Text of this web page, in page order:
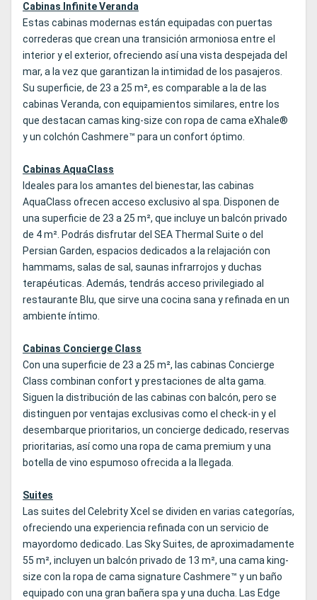
Cabinas Infinite Veranda
Estas cabinas modernas están equipadas con puertas
correderas que crean una transición armoniosa entre el
interior y el exterior, ofreciendo así una vista despejada del
mar, a la vez que garantizan la intimidad de los pasajeros.
Su superficie, de 23 a 25 m², es comparable a la de las
cabinas Veranda, con equipamientos similares, entre los
que destacan camas king-size con ropa de cama eXhale®
y un colchón Cashmere™ para un confort óptimo.
Cabinas AquaClass
Ideales para los amantes del bienestar, las cabinas
AquaClass ofrecen acceso exclusivo al spa. Disponen de
una superficie de 23 a 25 m², que incluye un balcón privado
de 4 m². Podrás disfrutar del SEA Thermal Suite o del
Persian Garden, espacios dedicados a la relajación con
hammams, salas de sal, saunas infrarrojos y duchas
terapéuticas. Además, tendrás acceso privilegiado al
restaurante Blu, que sirve una cocina sana y refinada en un
ambiente íntimo.
Cabinas Concierge Class
Con una superficie de 23 a 25 m², las cabinas Concierge
Class combinan confort y prestaciones de alta gama.
Siguen la distribución de las cabinas con balcón, pero se
distinguen por ventajas exclusivas como el check-in y el
desembarque prioritarios, un concierge dedicado, reservas
prioritarias, así como una ropa de cama premium y una
botella de vino espumoso ofrecida a la llegada.
Suites
Las suites del Celebrity Xcel se dividen en varias categorías,
ofreciendo una experiencia refinada con un servicio de
mayordomo dedicado. Las Sky Suites, de aproximadamente
55 m², incluyen un balcón privado de 13 m², una cama king-
size con la ropa de cama signature Cashmere™ y un baño
equipado con una gran bañera spa y una ducha. Las Edge